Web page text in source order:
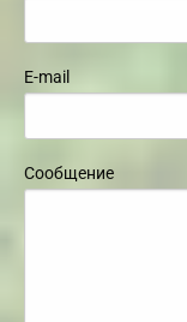
E-mail
Сообщение